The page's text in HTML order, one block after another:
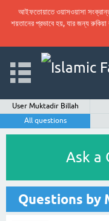
আইফতোয়াতে ওয়াসওয়াসা
শয়তানের প্রভাবে হয়, যার জন্য
User Muktadir Billah
All questions
Ask a
Questions by